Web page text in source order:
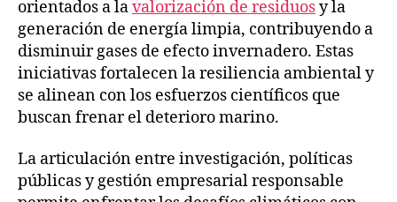
orientados a lavalorización de residuosy la
generación de energía limpia, contribuyendo a
disminuir gases de efecto invernadero. Estas
iniciativas fortalecen la resiliencia ambiental y
se alinean con los esfuerzos científicos que
buscan frenar el deterioro marino.
La articulación entre investigación, políticas
públicas y gestión empresarial responsable